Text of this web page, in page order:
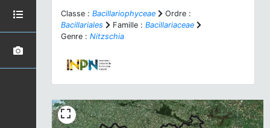
Classe : Bacillariophyceae
Ordre :
Bacillariales
Famille : Bacillariaceae
Genre : Nitzschia